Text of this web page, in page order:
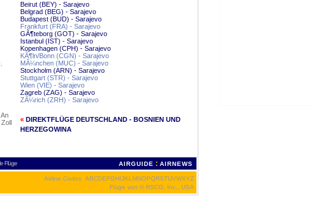
Beirut (BEY) - Sarajevo
Belgrad (BEG) - Sarajevo
Budapest (BUD) - Sarajevo
Frankfurt (FRA) - Sarajevo
GÃ¶teborg (GOT) - Sarajevo
Istanbul (IST) - Sarajevo
Kopenhagen (CPH) - Sarajevo
KÃ¶ln/Bonn (CGN) - Sarajevo
MÃ¼nchen (MUC) - Sarajevo
Stockholm (ARN) - Sarajevo
Stuttgart (STR) - Sarajevo
Wien (VIE) - Sarajevo
Zagreb (ZAG) - Sarajevo
ZÃ¼rich (ZRH) - Sarajevo
« DIREKTFLÜGE DEUTSCHLAND - BOSNIEN UND
HERZEGOWINA
Flüge AIRGUIDE : AIRNEWS
Airline Codes ABCDEFGHIJKL MNOPQRSTUVWXYZ
Flüge von © RSCG, Inc., USA